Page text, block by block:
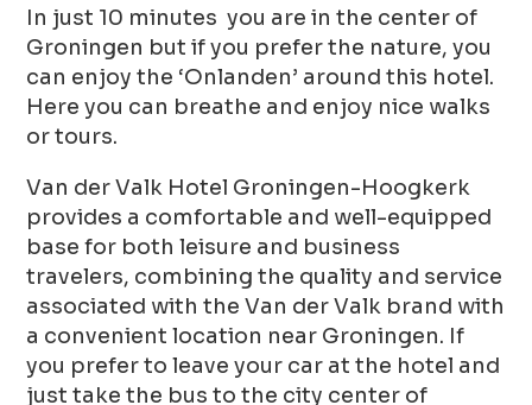
In just 10 minutes you are in the center of
Groningen but if you prefer the nature, you
can enjoy the ‘Onlanden’ around this hotel.
Here you can breathe and enjoy nice walks
or tours.
Van der Valk Hotel Groningen-Hoogkerk
provides a comfortable and well-equipped
base for both leisure and business
travelers, combining the quality and service
associated with the Van der Valk brand with
a convenient location near Groningen. If
you prefer to leave your car at the hotel and
just take the bus to the city center of